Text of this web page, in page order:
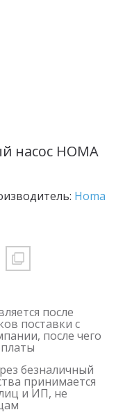
HOMA
Homa
после
поставки с
после чего
безналичный
принимается
и ИП, не